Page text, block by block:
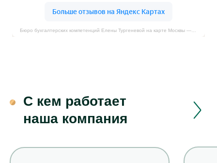
Бюро бухгалтерских компетенций Елены Тургеневой на карте Москвы — Яндекс Карты
С кем работает
наша компания